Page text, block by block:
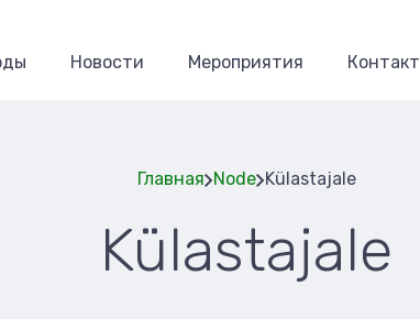
Новости Мероприятия Контакт
Строка
Главная Node Külastajale
Külastajale